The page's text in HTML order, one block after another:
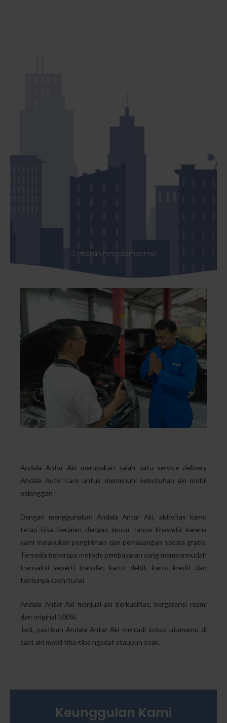
Ceritakan Pengalamanmu!
Andala Antar Aki merupakan salah satu service delivery
Andala Auto Care untuk memenuhi kebutuhan aki mobil
pelanggan
Dengan menggunakan Andala Antar Aki, aktivitas kamu
tetap bisa berjalan dengan lancar tanpa khawatir karena
kami melakukan pengiriman dan pemasangan secara gratis.
Tersedia beberapa metode pembayaran yang mempermudah
transaksi seperti transfer, kartu debit, kartu kredit dan
tentunya cash/tunai
Andala Antar Aki menjual aki berkualitas, bergaransi resmi
dan original 100%.
Jadi, pastikan Andala Antar Aki menjadi solusi utamamu di
saat aki mobil tiba-tiba ngadat ataupun soak.
Keunggulan Kami